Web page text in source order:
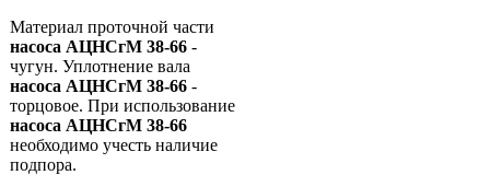
Материал проточной части
насоса АЦНСгМ 38-66 -
чугун. Уплотнение вала
насоса АЦНСгМ 38-66 -
торцовое. При использование
насоса АЦНСгМ 38-66
необходимо учесть наличие
подпора.